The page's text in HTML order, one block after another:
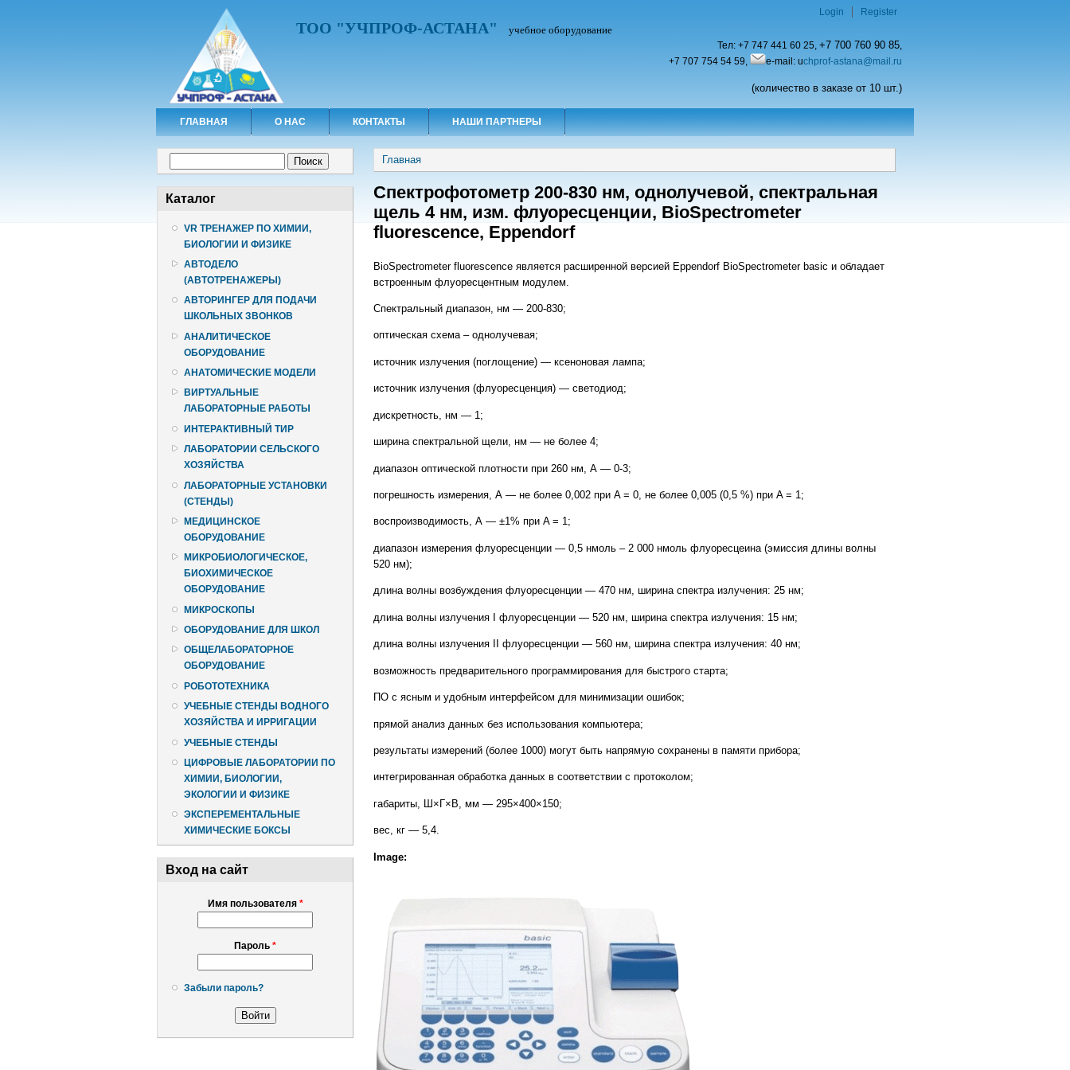
ТОО "УЧПРОФ-АСТАНА" учебное оборудование
Тел: +7 747 441 60 25, +7 700 760 90 85,
+7 707 754 54 59,
e-mail: uchprof-astana@mail.ru
(количество в заказе от 10 шт.)
Login Register
ГЛАВНАЯ О НАС КОНТАКТЫ НАШИ ПАРТНЕРЫ
Каталог
VR ТРЕНАЖЕР ПО ХИМИИ,
БИОЛОГИИ И ФИЗИКЕ
АВТОДЕЛО
(АВТОТРЕНАЖЕРЫ)
АВТОРИНГЕР ДЛЯ ПОДАЧИ
ШКОЛЬНЫХ ЗВОНКОВ
АНАЛИТИЧЕСКОЕ
ОБОРУДОВАНИЕ
АНАТОМИЧЕСКИЕ МОДЕЛИ
ВИРТУАЛЬНЫЕ
ЛАБОРАТОРНЫЕ РАБОТЫ
ИНТЕРАКТИВНЫЙ ТИР
ЛАБОРАТОРИИ СЕЛЬСКОГО
ХОЗЯЙСТВА
ЛАБОРАТОРНЫЕ УСТАНОВКИ
(СТЕНДЫ)
МЕДИЦИНСКОЕ
ОБОРУДОВАНИЕ
МИКРОБИОЛОГИЧЕСКОЕ,
БИОХИМИЧЕСКОЕ
ОБОРУДОВАНИЕ
МИКРОСКОПЫ
ОБОРУДОВАНИЕ ДЛЯ ШКОЛ
ОБЩЕЛАБОРАТОРНОЕ
ОБОРУДОВАНИЕ
РОБОТОТЕХНИКА
УЧЕБНЫЕ СТЕНДЫ ВОДНОГО
ХОЗЯЙСТВА И ИРРИГАЦИИ
УЧЕБНЫЕ СТЕНДЫ
ЦИФРОВЫЕ ЛАБОРАТОРИИ ПО
ХИМИИ, БИОЛОГИИ,
ЭКОЛОГИИ И ФИЗИКЕ
ЭКСПЕРЕМЕНТАЛЬНЫЕ
ХИМИЧЕСКИЕ БОКСЫ
Вход на сайт
Имя пользователя *
Пароль *
Забыли пароль?
Вы здесь
Главная
Спектрофотометр 200-830 нм, однолучевой, спектральная
щель 4 нм, изм. флуоресценции, BioSpectrometer
fluorescence, Eppendorf
BioSpectrometer fluorescence является расширенной версией Eppendorf BioSpectrometer basic и обладает
встроенным флуоресцентным модулем.
Спектральный диапазон, нм — 200-830;
оптическая схема – однолучевая;
источник излучения (поглощение) — ксеноновая лампа;
источник излучения (флуоресценция) — светодиод;
дискретность, нм — 1;
ширина спектральной щели, нм — не более 4;
диапазон оптической плотности при 260 нм, А — 0-3;
погрешность измерения, А — не более 0,002 при A = 0, не более 0,005 (0,5 %) при A = 1;
воспроизводимость, А — ±1% при A = 1;
диапазон измерения флуоресценции — 0,5 нмоль – 2 000 нмоль флуоресцеина (эмиссия длины волны
520 нм);
длина волны возбуждения флуоресценции — 470 нм, ширина спектра излучения: 25 нм;
длина волны излучения I флуоресценции — 520 нм, ширина спектра излучения: 15 нм;
длина волны излучения II флуоресценции — 560 нм, ширина спектра излучения: 40 нм;
возможность предварительного программирования для быстрого старта;
ПО с ясным и удобным интерфейсом для минимизации ошибок;
прямой анализ данных без использования компьютера;
результаты измерений (более 1000) могут быть напрямую сохранены в памяти прибора;
интегрированная обработка данных в соответствии с протоколом;
габариты, Ш×Г×В, мм — 295×400×150;
вес, кг — 5,4.
Image: